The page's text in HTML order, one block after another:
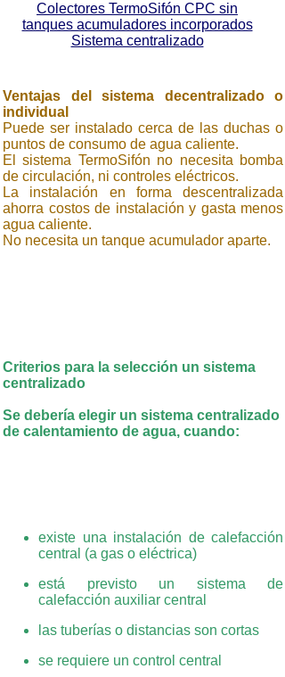
Criterios para la selección un sistema
centralizado
Se debería elegir un sistema centralizado
de calentamiento de agua, cuando:
Ventajas del sistema decentralizado o
individual
Puede ser instalado cerca de las duchas o
puntos de consumo de agua caliente.
El sistema TermoSifón no necesita bomba
de circulación, ni controles eléctricos.
La instalación en forma descentralizada
ahorra costos de instalación y gasta menos
agua caliente.
No necesita un tanque acumulador aparte.
existe una instalación de calefacción
central (a gas o eléctrica)
está previsto un sistema de
calefacción auxiliar central
las tuberías o distancias son cortas
se requiere un control central
Colectores TermoSifón CPC sin
tanques acumuladores incorporados
Sistema centralizado